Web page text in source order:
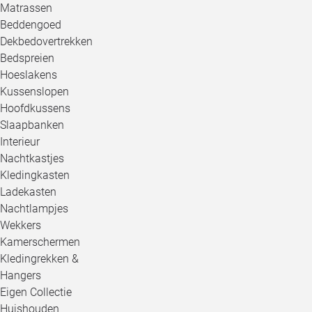
Matrassen
Beddengoed
Dekbedovertrekken
Bedspreien
Hoeslakens
Kussenslopen
Hoofdkussens
Slaapbanken
Interieur
Nachtkastjes
Kledingkasten
Ladekasten
Nachtlampjes
Wekkers
Kamerschermen
Kledingrekken &
Hangers
Eigen Collectie
Huishouden